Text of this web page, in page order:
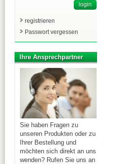
registrieren
Passwort vergessen
Ihre Ansprechpartner
Sie haben Fragen zu
unseren Produkten oder zu
Ihrer Bestellung und
möchten sich direkt an uns
wenden? Rufen Sie uns an